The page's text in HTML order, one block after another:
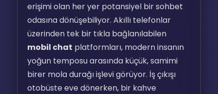
erişimi olan her yer potansiyel bir sohbet
odasına dönüşebiliyor. Akıllı telefonlar
üzerinden tek bir tıkla bağlanılabilen
mobil chat platformları, modern insanın
yoğun temposu arasında küçük, samimi
birer mola durağı işlevi görüyor. İş çıkışı
otobüste eve dönerken, bir kahve